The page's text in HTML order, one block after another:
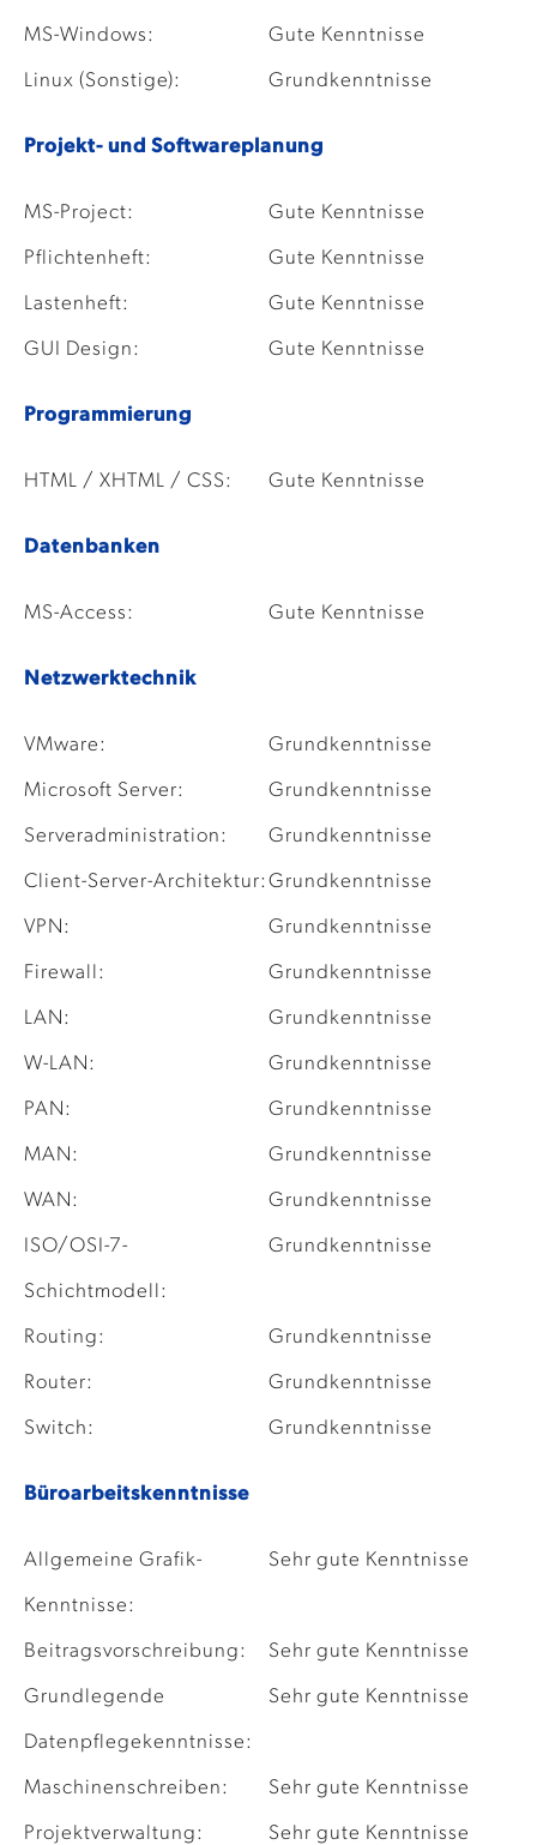
MS-Windows: Gute Kenntnisse
Linux (Sonstige): Grundkenntnisse
Projekt- und Softwareplanung
MS-Project: Gute Kenntnisse
Pflichtenheft: Gute Kenntnisse
Lastenheft: Gute Kenntnisse
GUI Design: Gute Kenntnisse
Programmierung
HTML / XHTML / CSS: Gute Kenntnisse
Datenbanken
MS-Access: Gute Kenntnisse
Netzwerktechnik
VMware: Grundkenntnisse
Microsoft Server: Grundkenntnisse
Serveradministration: Grundkenntnisse
Client-Server-Architektur:Grundkenntnisse
VPN: Grundkenntnisse
Firewall: Grundkenntnisse
LAN: Grundkenntnisse
W-LAN: Grundkenntnisse
PAN: Grundkenntnisse
MAN: Grundkenntnisse
WAN: Grundkenntnisse
ISO/OSI-7-
Schichtmodell:
Grundkenntnisse
Routing: Grundkenntnisse
Router: Grundkenntnisse
Switch: Grundkenntnisse
Büroarbeitskenntnisse
Allgemeine Grafik-
Kenntnisse:
Sehr gute Kenntnisse
Beitragsvorschreibung: Sehr gute Kenntnisse
Grundlegende
Datenpflegekenntnisse:
Sehr gute Kenntnisse
Maschinenschreiben: Sehr gute Kenntnisse
Projektverwaltung: Sehr gute Kenntnisse